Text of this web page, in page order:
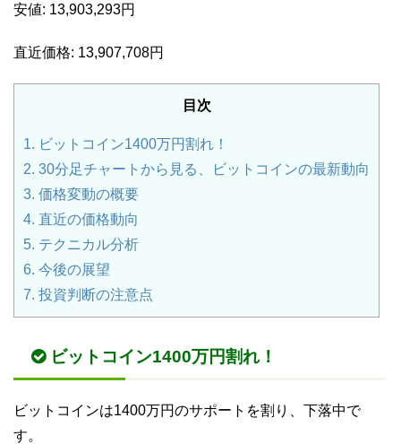
安値: 13,903,293円
直近価格: 13,907,708円
目次
1. ビットコイン1400万円割れ！
2. 30分足チャートから見る、ビットコインの最新動向
3. 価格変動の概要
4. 直近の価格動向
5. テクニカル分析
6. 今後の展望
7. 投資判断の注意点
ビットコイン1400万円割れ！
ビットコインは1400万円のサポートを割り、下落中で
す。